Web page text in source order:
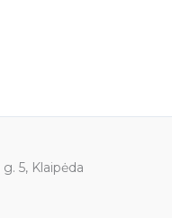
5, Klaipėda